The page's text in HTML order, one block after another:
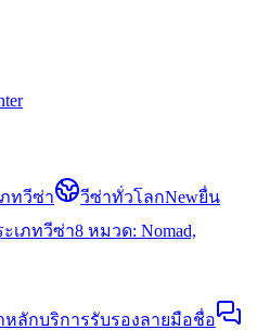
ทวีซ่า วีซ่าทั่วโลกNewยื่น
ะเภทวีซ่า8 หมวด: Nomad,
หลักบริการรับรองลายมือชื่อ